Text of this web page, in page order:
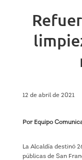
12 de abril de 2021
Por Equipo
La Alcaldía destinó
públicas de San